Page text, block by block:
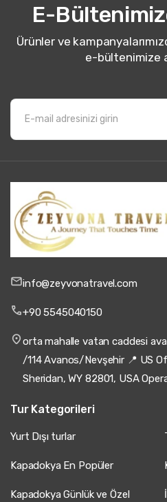
E-
Ürünler ve
e-bültenimize
info@zeyvonatravel.com
+90 5545040150
orta mahalle vatan caddesi
/114 Avanos/Nevşehir 📍 US
Sheridan, WY 82801, USA
Tur Kategorileri
Yurt Dışı turlar
Kapadokya En Popüler
Kapadokya Günlük ve Özel